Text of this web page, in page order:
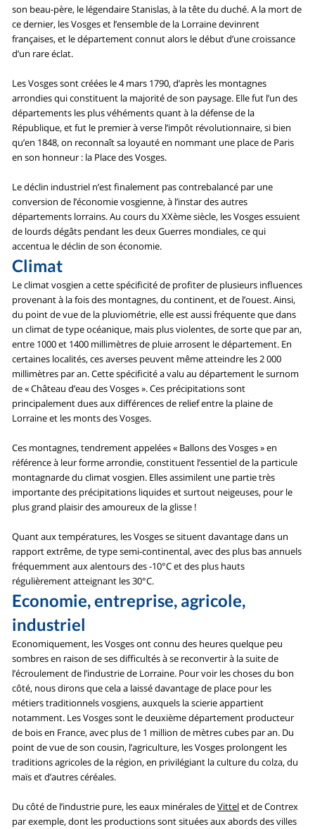
son beau-père, le légendaire Stanislas, à la tête du duché. A la mort de
ce dernier, les Vosges et l’ensemble de la Lorraine devinrent
françaises, et le département connut alors le début d’une croissance
d’un rare éclat.
Les Vosges sont créées le 4 mars 1790, d’après les montagnes
arrondies qui constituent la majorité de son paysage. Elle fut l’un des
départements les plus véhéments quant à la défense de la
République, et fut le premier à verse l’impôt révolutionnaire, si bien
qu’en 1848, on reconnaît sa loyauté en nommant une place de Paris
en son honneur : la Place des Vosges.
Le déclin industriel n’est finalement pas contrebalancé par une
conversion de l’économie vosgienne, à l’instar des autres
départements lorrains. Au cours du XXème siècle, les Vosges essuient
de lourds dégâts pendant les deux Guerres mondiales, ce qui
accentua le déclin de son économie.
Climat
Le climat vosgien a cette spécificité de profiter de plusieurs influences
provenant à la fois des montagnes, du continent, et de l’ouest. Ainsi,
du point de vue de la pluviométrie, elle est aussi fréquente que dans
un climat de type océanique, mais plus violentes, de sorte que par an,
entre 1000 et 1400 millimètres de pluie arrosent le département. En
certaines localités, ces averses peuvent même atteindre les 2 000
millimètres par an. Cette spécificité a valu au département le surnom
de « Château d’eau des Vosges ». Ces précipitations sont
principalement dues aux différences de relief entre la plaine de
Lorraine et les monts des Vosges.
Ces montagnes, tendrement appelées « Ballons des Vosges » en
référence à leur forme arrondie, constituent l’essentiel de la particule
montagnarde du climat vosgien. Elles assimilent une partie très
importante des précipitations liquides et surtout neigeuses, pour le
plus grand plaisir des amoureux de la glisse !
Quant aux températures, les Vosges se situent davantage dans un
rapport extrême, de type semi-continental, avec des plus bas annuels
fréquemment aux alentours des -10°C et des plus hauts
régulièrement atteignant les 30°C.
Economie, entreprise, agricole,
industriel
Economiquement, les Vosges ont connu des heures quelque peu
sombres en raison de ses difficultés à se reconvertir à la suite de
l’écroulement de l’industrie de Lorraine. Pour voir les choses du bon
côté, nous dirons que cela a laissé davantage de place pour les
métiers traditionnels vosgiens, auxquels la scierie appartient
notamment. Les Vosges sont le deuxième département producteur
de bois en France, avec plus de 1 million de mètres cubes par an. Du
point de vue de son cousin, l’agriculture, les Vosges prolongent les
traditions agricoles de la région, en privilégiant la culture du colza, du
maïs et d’autres céréales.
Du côté de l’industrie pure, les eaux minérales deVittelet de Contrex
par exemple, dont les productions sont situées aux abords des villes